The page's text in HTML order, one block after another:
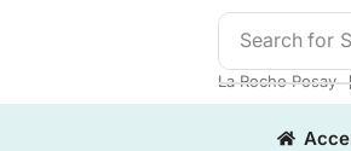
Search for
La Roche Posay